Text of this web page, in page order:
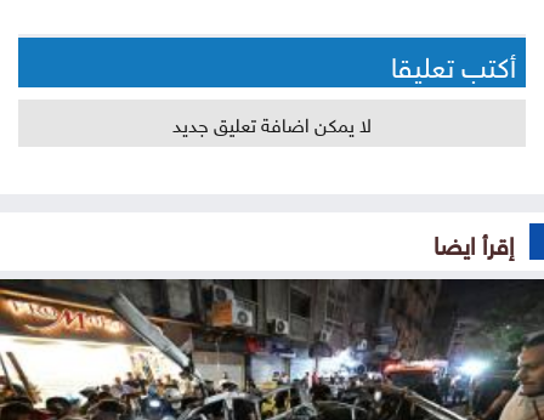
أكتب تعليقا
لا يمكن اضافة تعليق جديد
إقرأ ايضا